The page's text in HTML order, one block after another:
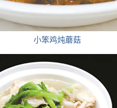
小笨鸡炖蘑菇